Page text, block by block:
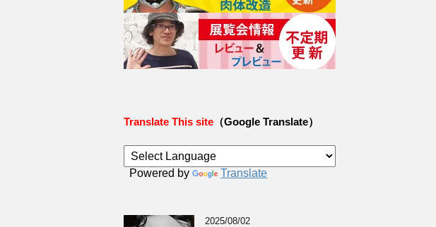
Translate This site （Google Translate）
Powered by Translate
2025/08/02